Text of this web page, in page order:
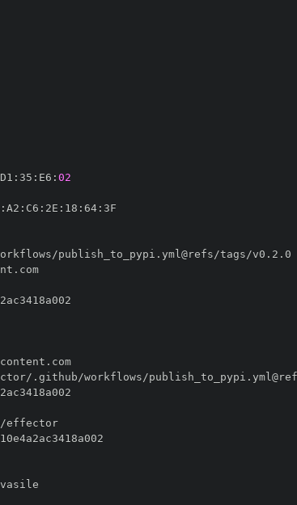
D1 : 35 : E6 : 02
: A2 : C6 : 2E : 18 : 64:
//token.actions.githubusercontent.com
//token.actions.githubusercontent.com
//github.com/givasile/effector